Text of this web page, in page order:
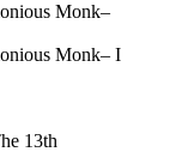
Monk–
Monk– I
13th